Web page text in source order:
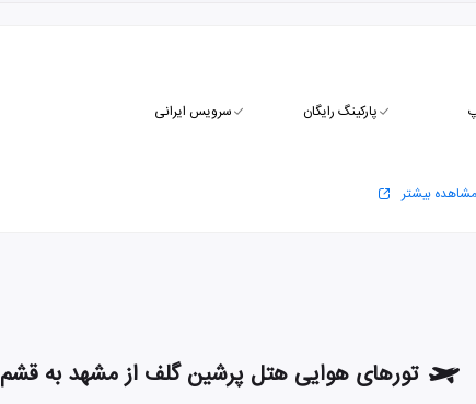
پارکینگ رایگان سرویس ایرانی
مشاهده بیشتر
تورهای هوایی هتل پرشین گلف از مشهد به قشم